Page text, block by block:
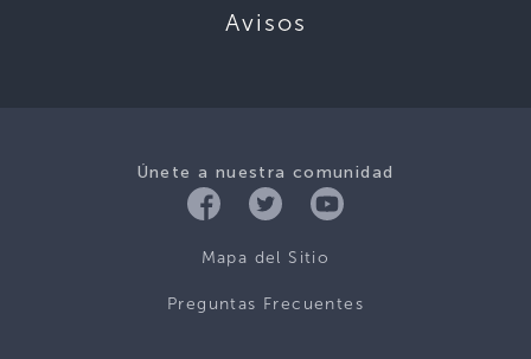
Avisos
Únete a nuestra comunidad
Mapa del Sitio
Preguntas Frecuentes